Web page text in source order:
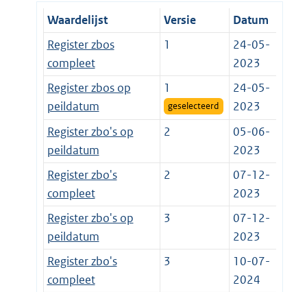
Waardelijst Versie
Datum
Register zbos
compleet
1
24-05-
2023
Register zbos op
peildatum
1
geselecteerd
24-05-
2023
Register zbo's op
peildatum
2
05-06-
2023
Register zbo's
compleet
2
07-12-
2023
Register zbo's op
peildatum
3
07-12-
2023
Register zbo's
compleet
3
10-07-
2024